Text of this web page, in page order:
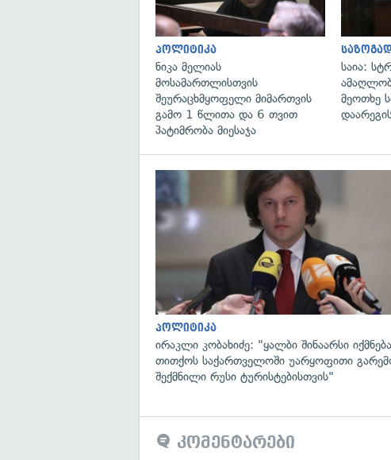
პოლიტიკა
ნიკა მელიას
მოსამართლისთვის
შეურაცხმყოფელი მიმართვის
გამო 1 წლითა და 6 თვით
პატიმრობა მიესაჯა
საია:
მეოთხე
პოლიტიკა
ირაკლი კობახიძე: "ყალბი შინაარსი
თითქოს საქართველოში უარყოფითი
შექმნილი რუსი ტურისტებისთვის"
კომენტარები